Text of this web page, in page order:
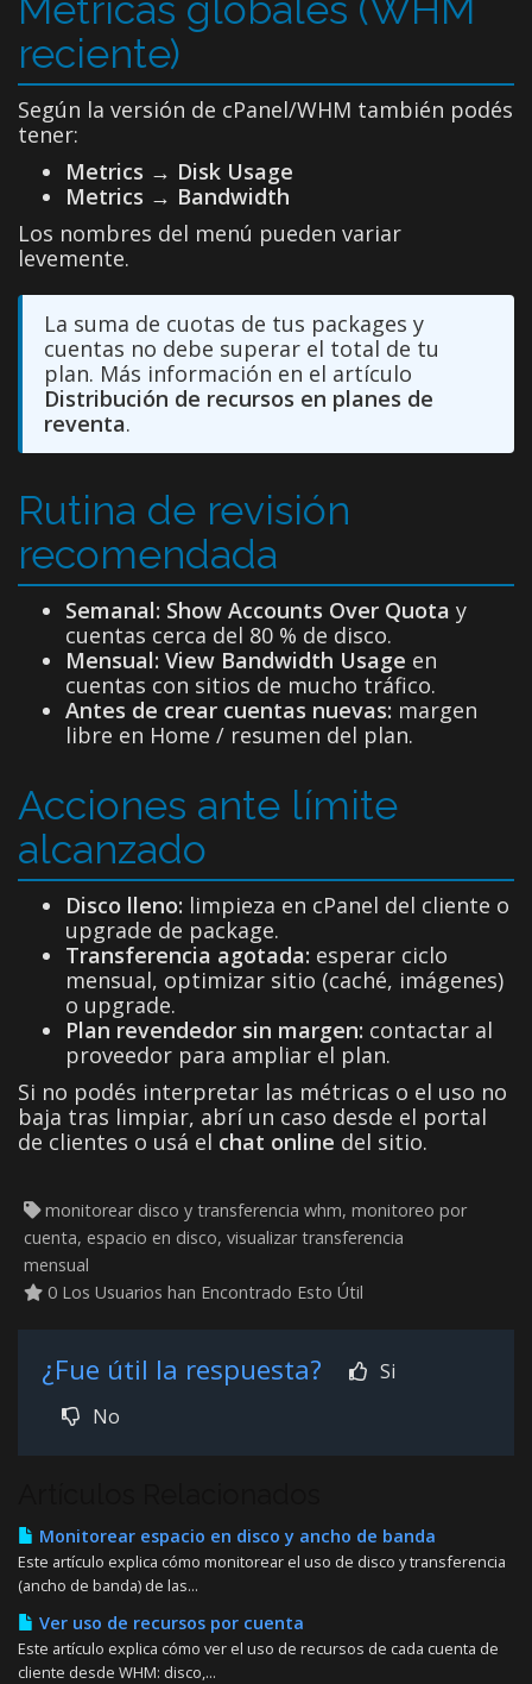
reciente)
Según la versión de cPanel/WHM también podés
tener:
Metrics → Disk Usage
Metrics → Bandwidth
Los nombres del menú pueden variar
levemente.
La suma de cuotas de tus packages y
cuentas no debe superar el total de tu
plan. Más información en el artículo
Distribución de recursos en planes de
reventa.
Rutina de revisión
recomendada
Semanal: Show Accounts Over Quota y
cuentas cerca del 80 % de disco.
Mensual: View Bandwidth Usage en
cuentas con sitios de mucho tráfico.
Antes de crear cuentas nuevas: margen
libre en Home / resumen del plan.
Acciones ante límite
alcanzado
Disco lleno: limpieza en cPanel del cliente o
upgrade de package.
Transferencia agotada: esperar ciclo
mensual, optimizar sitio (caché, imágenes)
o upgrade.
Plan revendedor sin margen: contactar al
proveedor para ampliar el plan.
Si no podés interpretar las métricas o el uso no
baja tras limpiar, abrí un caso desde el portal
de clientes o usá el chat online del sitio.
monitorear disco y transferencia whm, monitoreo por
cuenta, espacio en disco, visualizar transferencia
mensual
0 Los Usuarios han Encontrado Esto Útil
¿Fue útil la respuesta?
Si
No
Monitorear espacio en disco y ancho de banda
Este artículo explica cómo monitorear el uso de disco y transferencia
(ancho de banda) de las...
Ver uso de recursos por cuenta
Este artículo explica cómo ver el uso de recursos de cada cuenta de
cliente desde WHM: disco,...